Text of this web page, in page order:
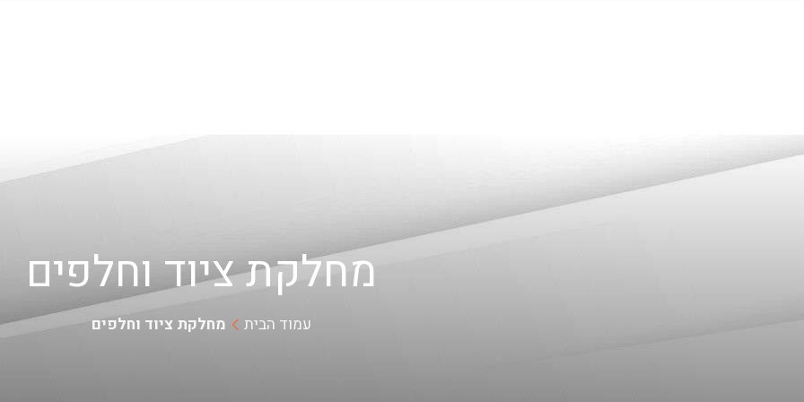
מחלקת ציוד וחלפים
עמוד הבית מחלקת ציוד וחלפים